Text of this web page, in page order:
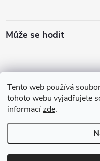
Tento web používá
tohoto webu vyjadřujete
informacízde.
Může se hodit
Copyright 2026Best4Run